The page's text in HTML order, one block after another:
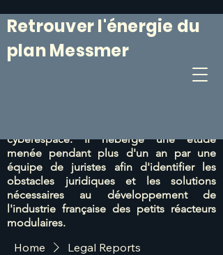
Le 6 mars 1974, le Plan Messmer était
d'un programme de
cyberespace. Il héberge une étude
menée pendant plus d'un an par une
équipe de juristes afin d'identifier les
obstacles juridiques et les solutions
nécessaires au développement de
l'industrie française des petits réacteurs
modulaires.
Retrouver l'énergie du
plan Messmer
Home Legal Reports